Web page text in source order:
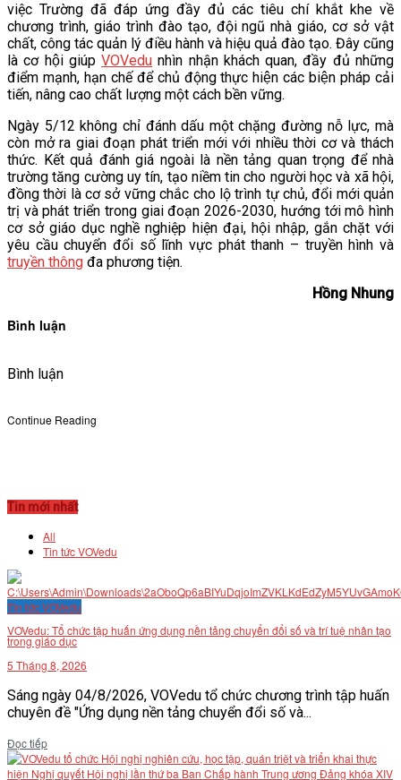
việc Trường đã đáp ứng đầy đủ các tiêu chí khắt khe về
chương trình, giáo trình đào tạo, đội ngũ nhà giáo, cơ sở vật
chất, công tác quản lý điều hành và hiệu quả đào tạo. Đây cũng
là cơ hội giúpVOVedu nhìn nhận khách quan, đầy đủ những
điểm mạnh, hạn chế để chủ động thực hiện các biện pháp cải
tiến, nâng cao chất lượng một cách bền vững.
Ngày 5/12 không chỉ đánh dấu một chặng đường nỗ lực, mà
còn mở ra giai đoạn phát triển mới với nhiều thời cơ và thách
thức. Kết quả đánh giá ngoài là nền tảng quan trọng để nhà
trường tăng cường uy tín, tạo niềm tin cho người học và xã hội,
đồng thời là cơ sở vững chắc cho lộ trình tự chủ, đổi mới quản
trị và phát triển trong giai đoạn 2026-2030, hướng tới mô hình
cơ sở giáo dục nghề nghiệp hiện đại, hội nhập, gắn chặt với
yêu cầu chuyển đổi số lĩnh vực phát thanh – truyền hình và
truyền thông đa phương tiện.
Hồng Nhung
Bình luận
Bình luận
Continue Reading
Tin mới nhất
All
Tin tức VOVedu
Tin tức VOVedu
VOVedu: Tổ chức tập huấn ứng dụng nền tảng chuyển đổi số và trí tuệ nhân tạo
trong giáo dục
5 Tháng 8, 2026
Sáng ngày 04/8/2026, VOVedu tổ chức chương trình tập huấn
chuyên đề "Ứng dụng nền tảng chuyển đổi số và...
Đọc tiếpDetails